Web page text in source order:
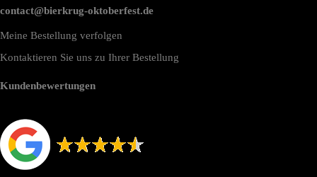
contact@bierkrug-oktoberfest.de
Meine Bestellung verfolgen
Kontaktieren Sie uns zu Ihrer Bestellung
Kundenbewertungen